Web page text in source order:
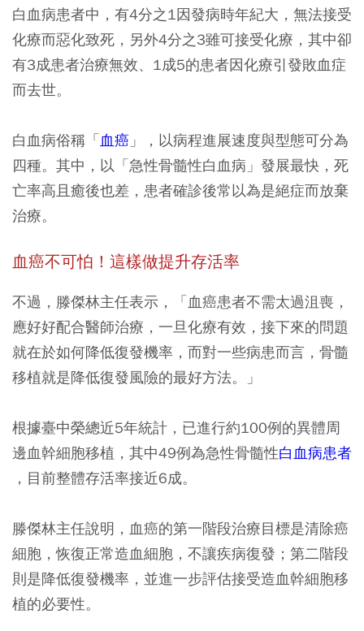
白血病患者中，有4分之1因發病時年紀大，無法接受
化療而惡化致死，另外4分之3雖可接受化療，其中卻
有3成患者治療無效、1成5的患者因化療引發敗血症
而去世。
白血病俗稱「血癌 」，以病程進展速度與型態可分為
四種。其中，以「急性骨髓性白血病」發展最快，死
亡率高且癒後也差，患者確診後常以為是絕症而放棄
治療。
血癌不可怕！這樣做提升存活率
不過，滕傑林主任表示，「血癌患者不需太過沮喪，
應好好配合醫師治療，一旦化療有效，接下來的問題
就在於如何降低復發機率，而對一些病患而言，骨髓
移植就是降低復發風險的最好方法。」
根據臺中榮總近5年統計，已進行約100例的異體周
邊血幹細胞移植，其中49例為急性骨髓性白血病患者
，目前整體存活率接近6成。
滕傑林主任說明，血癌的第一階段治療目標是清除癌
細胞，恢復正常造血細胞，不讓疾病復發；第二階段
則是降低復發機率，並進一步評估接受造血幹細胞移
植的必要性。